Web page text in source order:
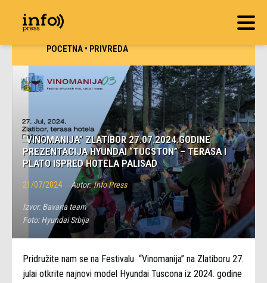
POČETNA•PRIVREDA
“VINOMANIJA” ZLATIBOR 27.07.2024.GODINE
PREZENTACIJA HYUNDAI “TUCSTON” – TERASA I
PLATO ISPRED HOTELA PALISAD
21/07/2024 Autor: Info Press
Izvor:Bavaria team
Foto:Hyundai Srbija
Pridružite nam se na Festivalu “Vinomanija” na Zlatiboru 27.
julai otkrite najnovi model Hyundai Tuscona iz 2024. godine